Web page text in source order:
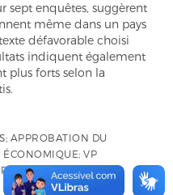
sept enquêtes, suggèrent
même dans un pays
défavorable choisi
indiquent également
plus forts selon la
APPROBATION DU
ÉCONOMIQUE; VP
NIVEAUX